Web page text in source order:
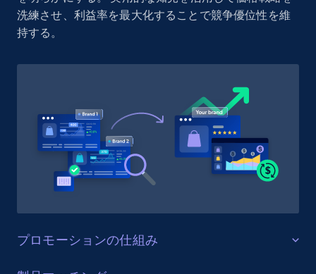
洗練させ、利益率を最大化することで競争優位性を維
持する。
プロモーションの仕組み